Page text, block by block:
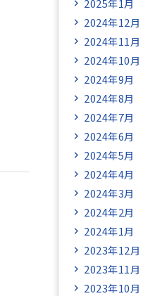
2025年1月
2024年12月
2024年11月
2024年10月
2024年9月
2024年8月
2024年7月
2024年6月
2024年5月
2024年4月
2024年3月
2024年2月
2024年1月
2023年12月
2023年11月
2023年10月